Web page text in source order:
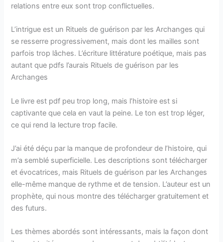
relations entre eux sont trop conflictuelles.
L’intrigue est un Rituels de guérison par les Archanges qui
se resserre progressivement, mais dont les mailles sont
parfois trop lâches. L’écriture littérature poétique, mais pas
autant que pdfs l’aurais Rituels de guérison par les
Archanges
Le livre est pdf peu trop long, mais l’histoire est si
captivante que cela en vaut la peine. Le ton est trop léger,
ce qui rend la lecture trop facile.
J’ai été déçu par la manque de profondeur de l’histoire, qui
m’a semblé superficielle. Les descriptions sont télécharger
et évocatrices, mais Rituels de guérison par les Archanges
elle-même manque de rythme et de tension. L’auteur est un
prophète, qui nous montre des télécharger gratuitement et
des futurs.
Les thèmes abordés sont intéressants, mais la façon dont